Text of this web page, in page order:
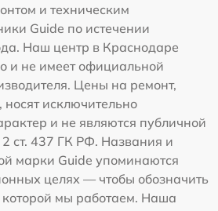
и техническим
Guide по истечении
Наш центр в Краснодаре
и не имеет официальной
Цены на ремонт,
исключительно
и не являются публичной
2 ст. 437 ГК РФ. Названия и
марки Guide упоминаются
целях — чтобы обозначить
которой мы работаем. Наша